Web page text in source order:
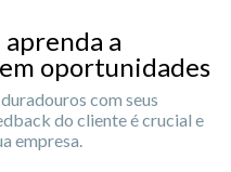
a
oportunidades
com seus
do cliente é crucial e
empresa.